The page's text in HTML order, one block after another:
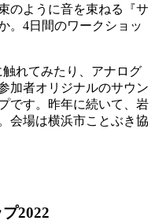
のように音を束ねる『サ
。4日間のワークショッ
れてみたり、アナログ
加者オリジナルのサウン
です。昨年に続いて、岩
会場は横浜市ことぶき協
2022